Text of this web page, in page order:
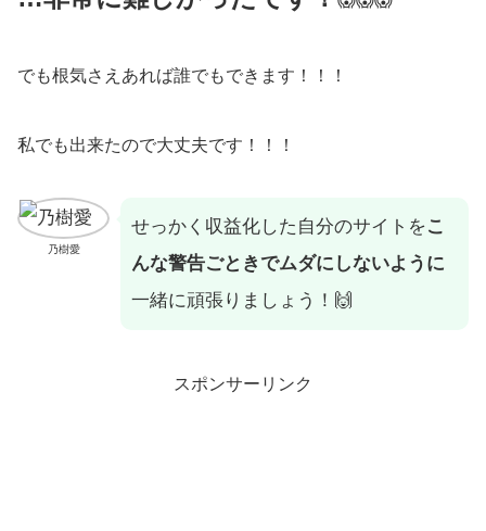
でも根気さえあれば誰でもできます！！！
私でも出来たので大丈夫です！！！
乃樹愛
せっかく収益化した自分のサイトをこ
んな警告ごときでムダにしないように
一緒に頑張りましょう！🙌
スポンサーリンク